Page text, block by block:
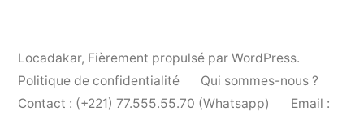
Locadakar, Fièrement propulsé par WordPress.
Politique de confidentialité
Qui sommes-nous ?
Contact : (+221) 77.555.55.70 (Whatsapp)
Email :